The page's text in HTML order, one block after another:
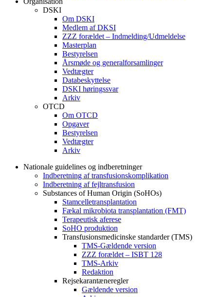
DSKI
Om DSKI
Medlem af DKSI
ZZZ forældet – Indmelding/Udmeldelse
Masterplan
Bestyrelsen
Årsmøde og generalforsamlinger
Vedtægter
Databeskyttelse
DSKI høringssvar
Arkiv
OTCD
Om OTCD
Opgaver
Bestyrelsen
Vedtægter
Arkiv
Nationale guidelines og indberetninger
Indberetning af transfusionskomplikation
Indberetning af fejltransfusion
Substances of Human Origin (SoHOs)
Stamcelletransplantation
Fækal mikrobiota transplantation (FMT)
Terapeutisk aferese
SoHO produktion
Transfusionsmedicinske standarder (TMS)
TMS-Gældende version
ZZZ forældet – ISBT 128
TMS-Arkiv
Redaktion
Rejsekarantæneregler
Gældende version